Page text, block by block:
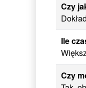
Czy
Ile
Czy